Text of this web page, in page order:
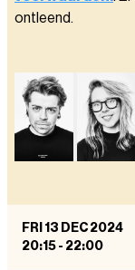
ontleend.
FRI 13 DEC 2024
20:15 - 22:00